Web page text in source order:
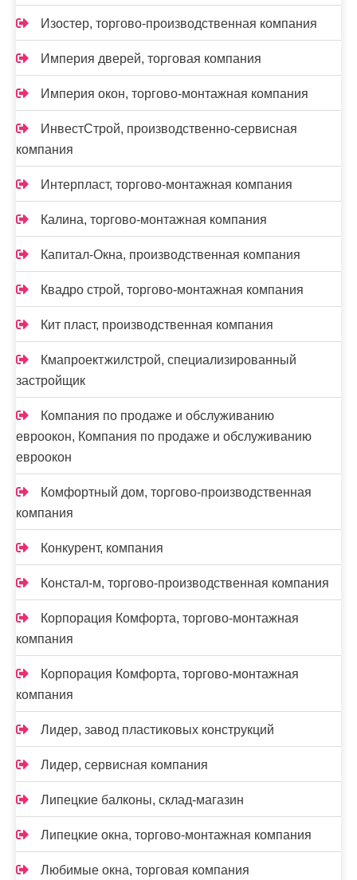
Изостер, торгово-производственная компания
Империя дверей, торговая компания
Империя окон, торгово-монтажная компания
ИнвестСтрой, производственно-сервисная
компания
Интерпласт, торгово-монтажная компания
Калина, торгово-монтажная компания
Капитал-Окна, производственная компания
Квадро строй, торгово-монтажная компания
Кит пласт, производственная компания
Кмапроектжилстрой, специализированный
застройщик
Компания по продаже и обслуживанию
евроокон, Компания по продаже и обслуживанию
евроокон
Комфортный дом, торгово-производственная
компания
Конкурент, компания
Констал-м, торгово-производственная компания
Корпорация Комфорта, торгово-монтажная
компания
Корпорация Комфорта, торгово-монтажная
компания
Лидер, завод пластиковых конструкций
Лидер, сервисная компания
Липецкие балконы, склад-магазин
Липецкие окна, торгово-монтажная компания
Любимые окна, торговая компания